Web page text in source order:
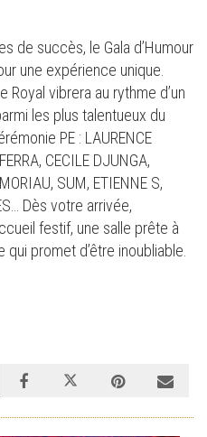
de succès, le Gala d’Humour
une expérience unique.
Royal vibrera au rythme d’un
les plus talentueux du
PE : LAURENCE
CECILE DJUNGA,
SUM, ETIENNE S,
Dès votre arrivée,
festif, une salle prête à
promet d’être inoubliable.